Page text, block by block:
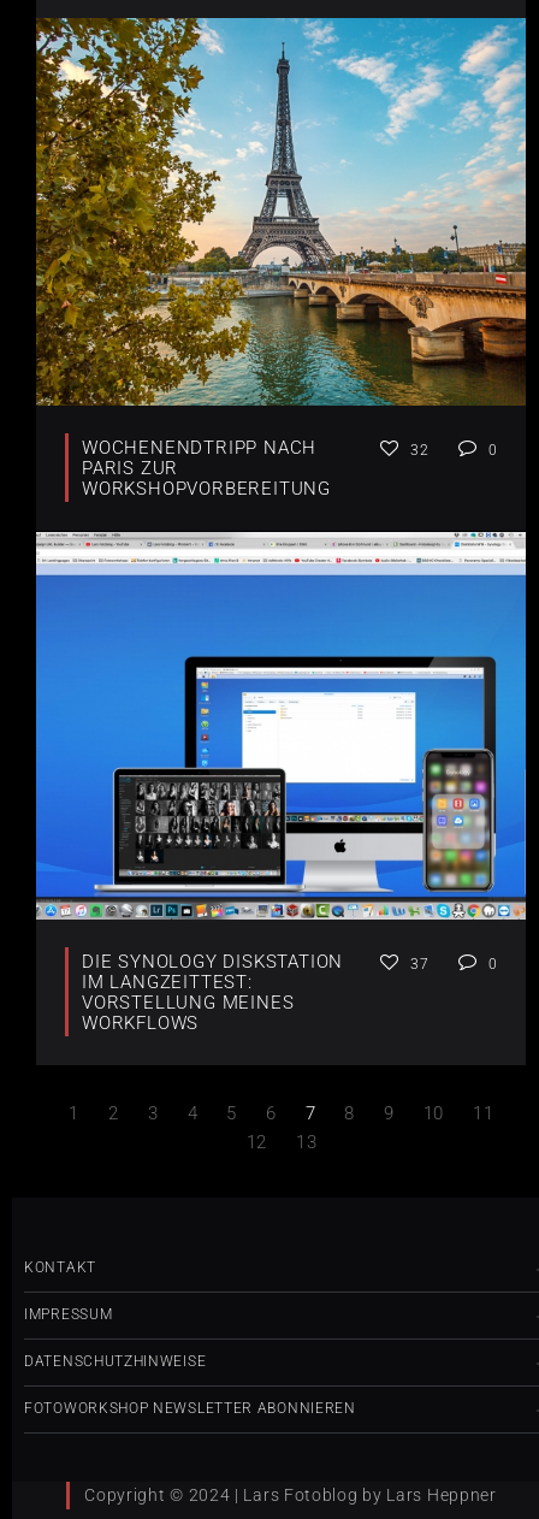
WOCHENENDTRIPP NACH
PARIS ZUR
WORKSHOPVORBEREITUNG
32 0
DIE SYNOLOGY DISKSTATION
IM LANGZEITTEST:
VORSTELLUNG MEINES
WORKFLOWS
37 0
1 2 3 4 5 6 7 8 9 10
11
12
13
KONTAKT
IMPRESSUM
DATENSCHUTZHINWEISE
FOTOWORKSHOP NEWSLETTER ABONNIEREN
Copyright © 2024 | Lars Fotoblog by Lars Heppner